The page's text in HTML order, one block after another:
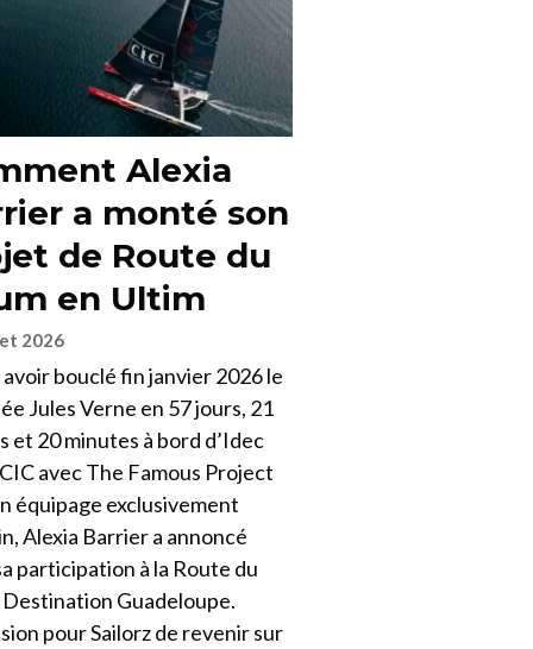
Alexia
a monté son
de Route du
en Ultim
2026
bouclé fin janvier 2026 le
Jules Verne en 57 jours, 21
et 20 minutes à bord d’Idec
avec The Famous Project
équipage exclusivement
Alexia Barrier a annoncé
participation à la Route du
Guadeloupe.
pour Sailorz de revenir sur